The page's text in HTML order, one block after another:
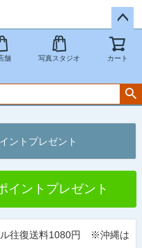
ペー
ジト
へ
舗 写真スタジオ カート
ントプレゼント
イントプレゼント
往復送料1080円 ※沖縄は